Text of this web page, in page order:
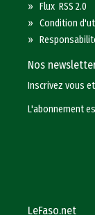
»Flux RSS 2.0
»Condition
»
Nos
Inscrivez vous
L'abonnement
LeFaso.net